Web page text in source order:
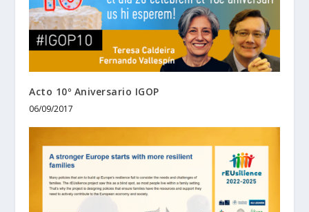
Acto 10º Aniversario IGOP
06/09/2017